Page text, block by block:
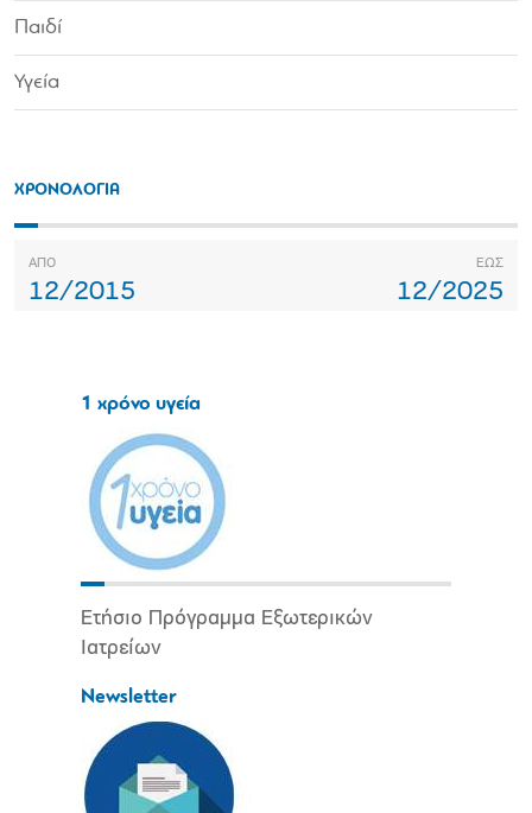
Παιδί
Υγεία
ΧΡΟΝΟΛΟΓΙΑ
ΑΠΟ
12/2015
ΕΩΣ
12/2025
1 χρόνο υγεία
Ετήσιο Πρόγραμμα Εξωτερικών
Ιατρείων
Newsletter